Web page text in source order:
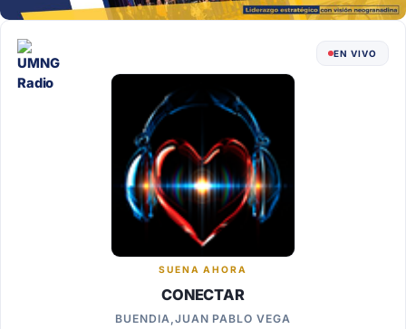
EN VIVO
SUENA AHORA
CONECTAR
BUENDIA,JUAN PABLO VEGA